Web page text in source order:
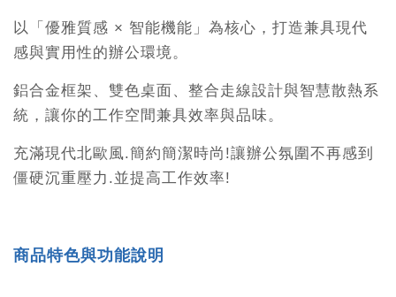
以「優雅質感 × 智能機能」為核心，打造兼具現代
感與實用性的辦公環境。
鋁合金框架、雙色桌面、整合走線設計與智慧散熱系
統，讓你的工作空間兼具效率與品味。
充滿現代北歐風.簡約簡潔時尚!讓辦公氛圍不再感到
僵硬沉重壓力.並提高工作效率!
商品特色與功能說明